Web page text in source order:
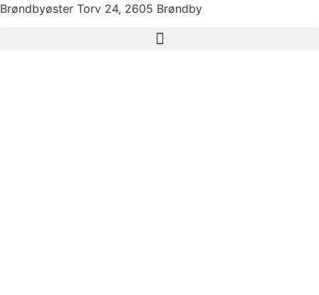
Brøndbyøster Torv 24, 2605 Brøndby